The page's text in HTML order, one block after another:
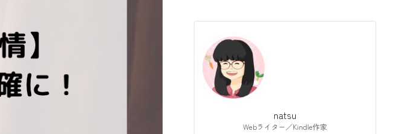
natsu
Webライター／Kindle作家